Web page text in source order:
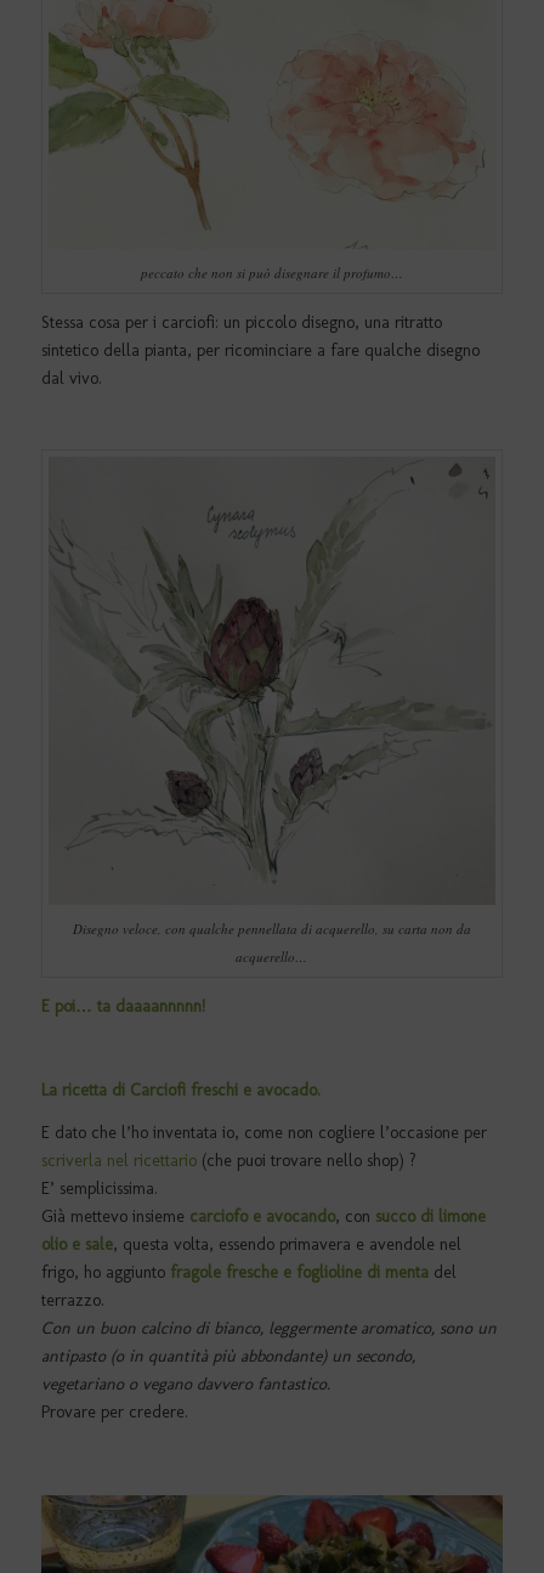
peccato che non si può disegnare il profumo…
Stessa cosa per i carciofi: un piccolo disegno, una ritratto
sintetico della pianta, per ricominciare a fare qualche disegno
dal vivo.
Disegno veloce, con qualche pennellata di acquerello, su carta non da
acquerello…
E poi… ta daaaannnnn!
La ricetta di Carciofi freschi e avocado.
E dato che l’ho inventata io, come non cogliere l’occasione per
scriverla nel ricettario(che puoi trovare nello shop) ?
E’ semplicissima.
Già mettevo insieme carciofo e avocando, con succo di limone
olio e sale, questa volta, essendo primavera e avendole nel
frigo, ho aggiunto fragole fresche e foglioline di mentadel
terrazzo.
Con un buon calcino di bianco, leggermente aromatico, sono un
antipasto (o in quantità più abbondante) un secondo,
vegetariano o vegano davvero fantastico.
Provare per credere.